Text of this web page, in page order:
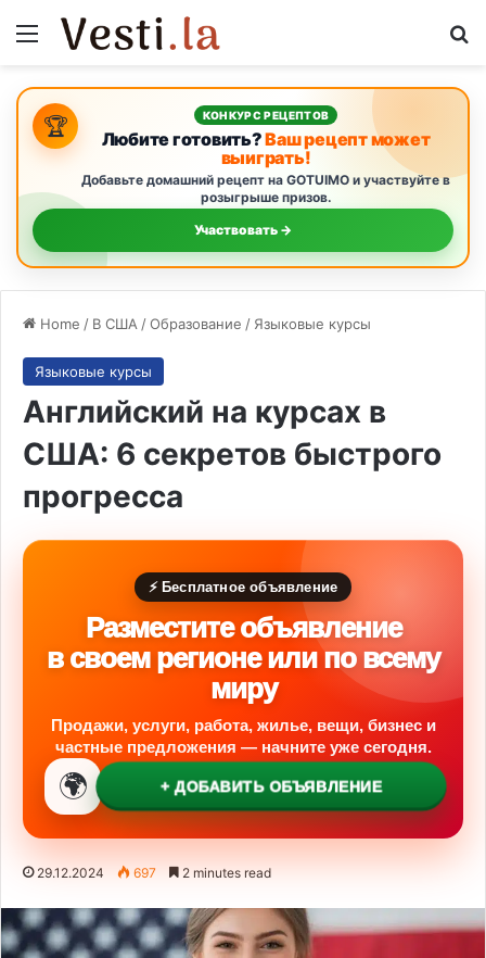
Menu
🏆 КОНКУРС РЕЦЕПТОВ
Любите готовить?Ваш рецепт может
выиграть!
Добавьте домашний рецепт на GOTUIMO и участвуйте в
розыгрыше призов.
Участвовать →
Home / В США /Образование / Языковые курсы
Языковые курсы
Английский на курсах в
США: 6 секретов быстрого
прогресса
⚡ Бесплатное объявление
Разместите объявление
в своем регионе или по всему
миру
Продажи, услуги, работа, жилье, вещи, бизнес и
частные предложения — начните уже сегодня.
🌍 + ДОБАВИТЬ ОБЪЯВЛЕНИЕ
29.12.2024 697 2 minutes read